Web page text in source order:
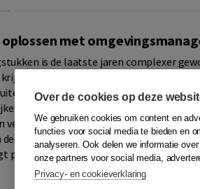
met
is de laatste jaren complexer
met een groot scala aan
manieren aandacht vragen
spelen verschillende
in overheden, de schaarste
rol van social media in het publieke
professionals te helpen
Over de cookies op deze
We gebruiken cookies om content en
functies voor social media te bieden en
analyseren. Ook delen we informatie
onze partners voor social media,
Privacy- en cookieverklaring